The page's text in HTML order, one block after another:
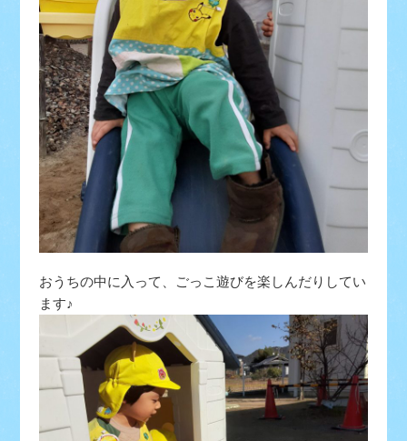
おうちの中に入って、ごっこ遊びを楽しんだりしてい
ます♪